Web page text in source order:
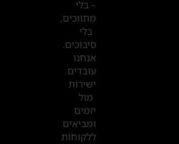
שלנו
בדובאי
– בלי
מתווכים,
בלי
סיבוכים.
אנחנו
עובדים
ישירות
מול
יזמים
ומביאים
ללקוחות